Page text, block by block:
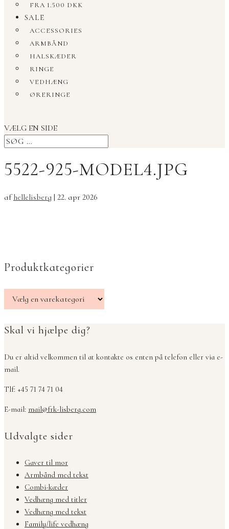
FRA 1.500 DKK
SALE
ACCESSORIES
ARMBÅND
HALSKÆDER
RINGE
VEDHÆNG
ØRERINGE
VÆLG EN SIDE
5522-925-MODEL4.JPG
afhellelisberg | 22. apr 2026
Produktkategorier
Skal vi hjælpe dig?
Du er altid velkommen til at kontakte os enten på telefon eller via e-
mail.
Tlf: +45 71 74 71 04
E-mail: mail@frk-lisberg.com
Udvalgte sider
Gaver til mor
Armbånd med tekst
Combi-kæder
Vedhæng med titler
Vedhæng med tekst
Family/life vedhæng